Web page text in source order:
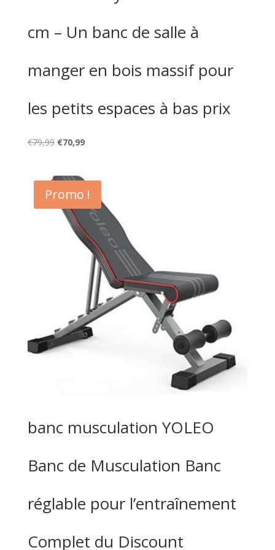
cm – Un banc de salle à
manger en bois massif pour
les petits espaces à bas prix
€79,99 Le
était :
€79,99.
€70,99Le
est :
€70,99.
Promo !
banc musculation YOLEO
Banc de Musculation Banc
réglable pour l’entraînement
Complet du Discount